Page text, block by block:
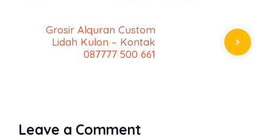
Grosir Alquran Custom
Lidah Kulon – Kontak
087777 500 661
Leave a Comment